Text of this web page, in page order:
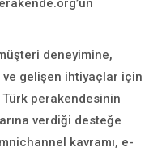
deneyimine,
gelişen ihtiyaçlar için
perakendesinin
verdiği desteğe
kavramı, e-